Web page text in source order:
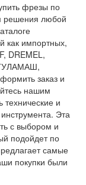
фрезы по
решения любой
как импортных,
DREMEL,
ТУЛАМАШ,
заказ и
нашим
и
Эта
с выбором и
подойдет по
самые
покупки были